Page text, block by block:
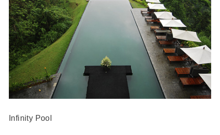
Infinity Pool